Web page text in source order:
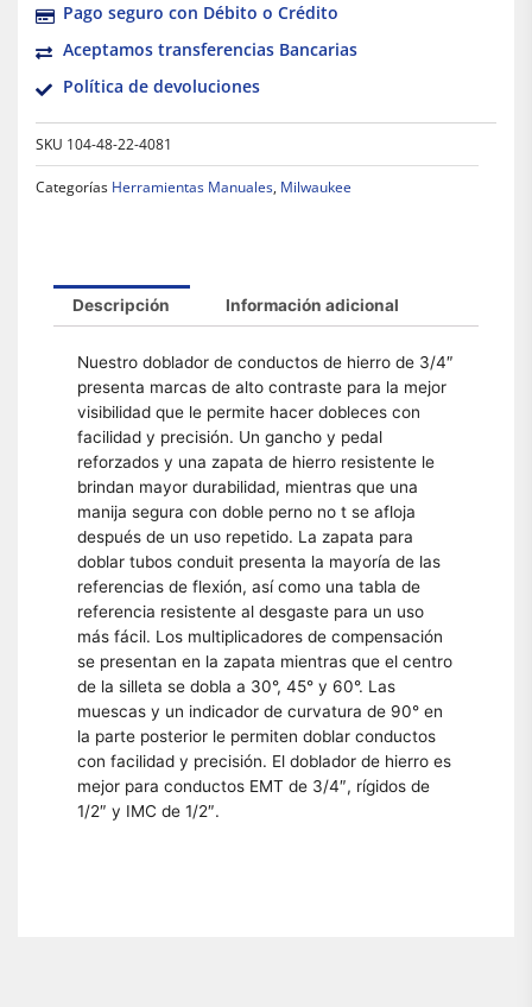
Pago seguro con Débito o Crédito
Aceptamos transferencias Bancarias
Política de devoluciones
SKU 104-48-22-4081
Categorías Herramientas Manuales, Milwaukee
Descripción Información adicional
Nuestro doblador de conductos de hierro de 3/4″
presenta marcas de alto contraste para la mejor
visibilidad que le permite hacer dobleces con
facilidad y precisión. Un gancho y pedal
reforzados y una zapata de hierro resistente le
brindan mayor durabilidad, mientras que una
manija segura con doble perno no t se afloja
después de un uso repetido. La zapata para
doblar tubos conduit presenta la mayoría de las
referencias de flexión, así como una tabla de
referencia resistente al desgaste para un uso
más fácil. Los multiplicadores de compensación
se presentan en la zapata mientras que el centro
de la silleta se dobla a 30°, 45° y 60°. Las
muescas y un indicador de curvatura de 90° en
la parte posterior le permiten doblar conductos
con facilidad y precisión. El doblador de hierro es
mejor para conductos EMT de 3/4″, rígidos de
1/2″ y IMC de 1/2″.